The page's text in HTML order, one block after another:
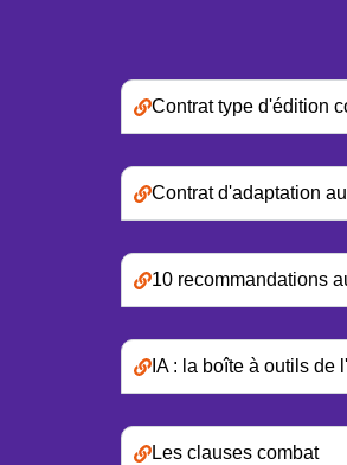
Contrat type d'édition
Contrat d'adaptation
10 recommandations
IA : la boîte à outils de
Les clauses combat